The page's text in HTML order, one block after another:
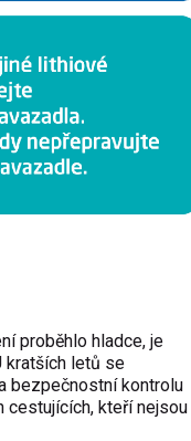
proběhlo hladce, je
kratších letů se
bezpečnostní kontrolu
cestujících, kteří nejsou